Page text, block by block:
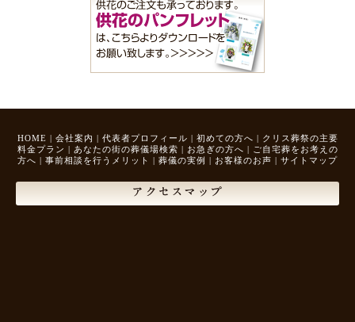
HOME | 会社案内 | 代表者プロフィール | 初めての方へ | クリス葬祭の主要
料金プラン | あなたの街の葬儀場検索 | お急ぎの方へ | ご自宅葬をお考えの
方へ | 事前相談を行うメリット | 葬儀の実例 | お客様のお声 | サイトマップ
アクセスマップ